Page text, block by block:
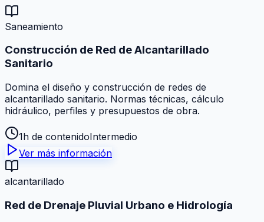
Saneamiento
Construcción de Red de Alcantarillado
Sanitario
Domina el diseño y construcción de redes de
alcantarillado sanitario. Normas técnicas, cálculo
hidráulico, perfiles y presupuestos de obra.
1h de contenidoIntermedio
Ver más información
alcantarillado
Red de Drenaje Pluvial Urbano e Hidrología